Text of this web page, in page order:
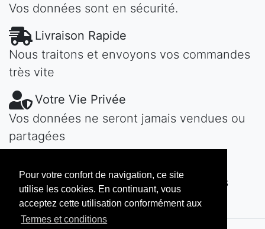
Pour votre confort de navigation, ce site
utilise les cookies. En continuant, vous
acceptez cette utilisation conformément aux
Termes et conditions
Vos données sont en sécurité.
Livraison Rapide
Nous traitons et envoyons vos commandes
très vite
Votre Vie Privée
Vos données ne seront jamais vendues ou
partagées
Contactez-nous! Nous vous répondons
vite...